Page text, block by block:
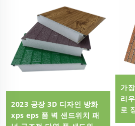
2023 공장 3D 디자인 방화
xps eps 폼 벽 샌드위치 패
가
리
로